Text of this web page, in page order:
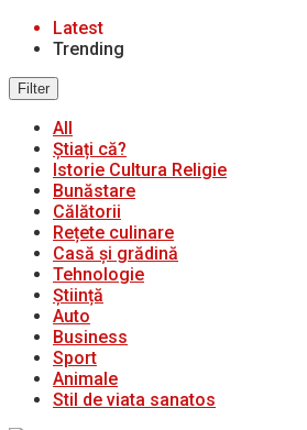
Latest
Trending
Filter
All
Știați că?
Istorie Cultura Religie
Bunăstare
Călătorii
Rețete culinare
Casă și grădină
Tehnologie
Știință
Auto
Business
Sport
Animale
Stil de viata sanatos